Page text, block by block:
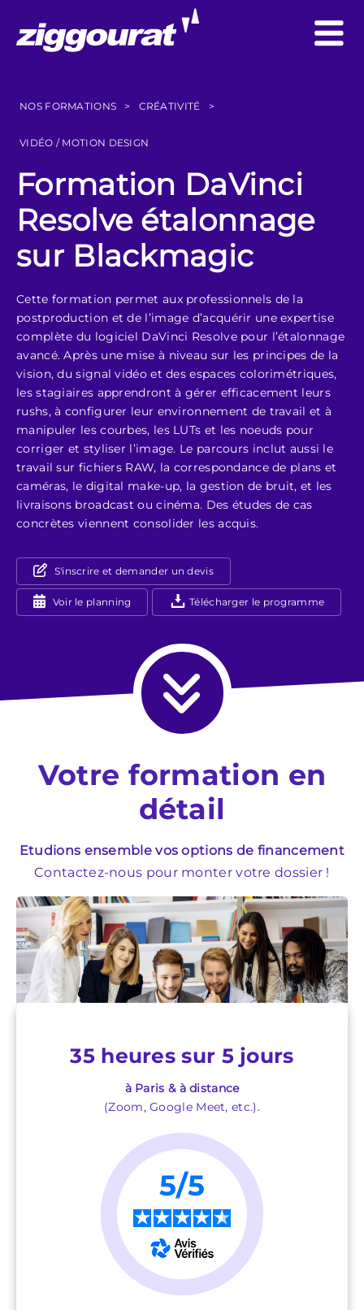
NOS FORMATIONS > CRÉATIVITÉ >
VIDÉO / MOTION DESIGN
Formation DaVinci
Resolve étalonnage
sur Blackmagic
Cette formation permet aux professionnels de la
postproduction et de l’image d’acquérir une expertise
complète du logiciel DaVinci Resolve pour l’étalonnage
avancé. Après une mise à niveau sur les principes de la
vision, du signal vidéo et des espaces colorimétriques,
les stagiaires apprendront à gérer efficacement leurs
rushs, à configurer leur environnement de travail et à
manipuler les courbes, les LUTs et les noeuds pour
corriger et styliser l’image. Le parcours inclut aussi le
travail sur fichiers RAW, la correspondance de plans et
caméras, le digital make-up, la gestion de bruit, et les
livraisons broadcast ou cinéma. Des études de cas
concrètes viennent consolider les acquis.
S'inscrire et demander un devis
Voir le planning Télécharger le programme
Votre formation en
détail
Etudions ensemble vos options de financement
Contactez-nous pour monter votre dossier !
35 heures sur 5 jours
à Paris & à distance
(Zoom, Google Meet, etc.).
5/5
★★★★★